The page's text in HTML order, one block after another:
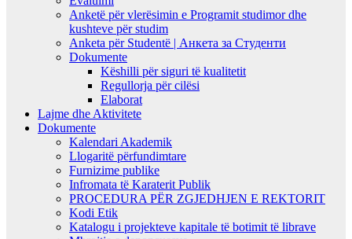
Anketë për vlerësimin e Programit studimor dhe
kushteve për studim
Anketa për Studentë | Анкета за Студенти
Dokumente
Këshilli për siguri të kualitetit
Regullorja për cilësi
Elaborat
Lajme dhe Aktivitete
Dokumente
Kalendari Akademik
Llogaritë përfundimtare
Furnizime publike
Infromata të Karaterit Publik
PROCEDURA PËR ZGJEDHJEN E REKTORIT
Kodi Etik
Katalogu i projekteve kapitale të botimit të librave